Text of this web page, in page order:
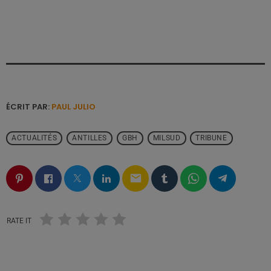
ÉCRIT PAR: PAUL JULIO
ACTUALITÉS ANTILLES GBH MILSUD TRIBUNE
email
RATE IT